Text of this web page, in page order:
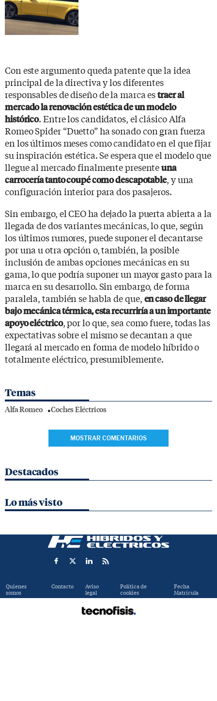
Con este argumento queda patente que la idea
principal de la directiva y los diferentes
responsables de diseño de la marca estraer al
mercado la renovación estética de un modelo
histórico. Entre los candidatos, el clásico Alfa
Romeo Spider “Duetto” ha sonado con gran fuerza
en los últimos meses como candidato en el que fijar
su inspiración estética. Se espera que el modelo que
llegue al mercado finalmente presenteuna
carrocería tanto coupé como descapotable, y una
configuración interior para dos pasajeros.
Sin embargo, el CEO ha dejado la puerta abierta a la
llegada de dos variantes mecánicas, lo que, según
los últimos rumores, puede suponer el decantarse
por una u otra opción o, también, la posible
inclusión de ambas opciones mecánicas en su
gama, lo que podría suponer un mayor gasto para la
marca en su desarrollo. Sin embargo, de forma
paralela, también se habla de que, en caso de llegar
bajo mecánica térmica, esta recurriría a un importante
apoyo eléctrico, por lo que, sea como fuere, todas las
expectativas sobre el mismo se decantan a que
llegará al mercado en forma de modelo híbrido o
totalmente eléctrico, presumiblemente.
Temas
Alfa Romeo Coches Eléctricos
MOSTRAR COMENTARIOS
Destacados
Lo más visto
Quienes
somos
Contacto Aviso
legal
Política de
cookies
Fecha
Matrícula